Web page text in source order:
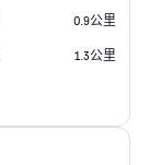
0.9公里
1.3公里